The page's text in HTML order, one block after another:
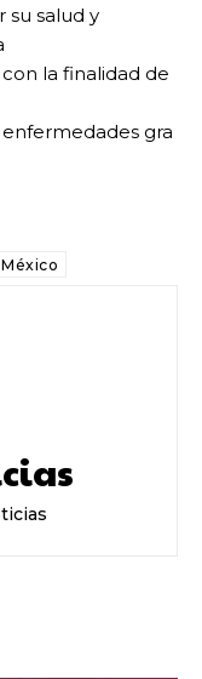
su salud y
la finalidad de
gra
México